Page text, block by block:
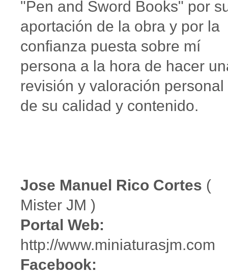
"Pen and Sword Books" por
aportación de la obra y por la
confianza puesta sobre mí
persona a la hora de hacer
revisión y valoración personal
de su calidad y contenido.
Jose Manuel Rico Cortes (
Mister JM )
Portal Web:
http://www.miniaturasjm.com
Facebook: